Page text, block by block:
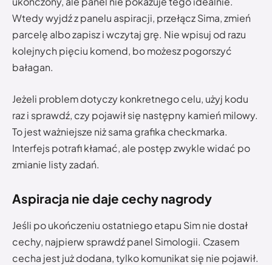
Wtedy wyjdź z panelu aspiracji, przełącz Sima, zmień
parcelę albo zapisz i wczytaj grę. Nie wpisuj od razu
kolejnych pięciu komend, bo możesz pogorszyć
bałagan.
Jeżeli problem dotyczy konkretnego celu, użyj kodu
raz i sprawdź, czy pojawił się następny kamień milowy.
To jest ważniejsze niż sama grafika checkmarka.
Interfejs potrafi kłamać, ale postęp zwykle widać po
zmianie listy zadań.
Aspiracja nie daje cechy nagrody
Jeśli po ukończeniu ostatniego etapu Sim nie dostał
cechy, najpierw sprawdź panel Simologii. Czasem
cecha jest już dodana, tylko komunikat się nie pojawił.